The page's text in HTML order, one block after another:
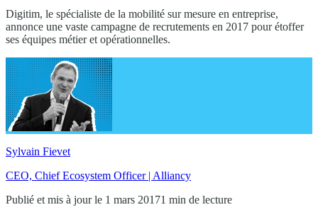
Digitim, le spécialiste de la mobilité sur mesure en entreprise,
annonce une vaste campagne de recrutements en 2017 pour étoffer
ses équipes métier et opérationnelles.
Sylvain Fievet
CEO, Chief Ecosystem Officer | Alliancy
Publié et mis à jour le 1 mars 20171 min de lecture